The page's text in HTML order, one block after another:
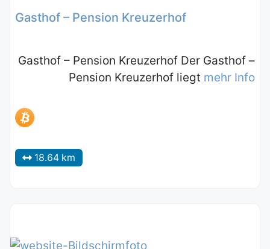
Gasthof – Pension Kreuzerhof
Gasthof – Pension Kreuzerhof Der Gasthof –
Pension Kreuzerhof liegt mehr Info
18.64 km